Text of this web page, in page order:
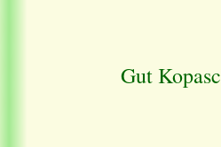
Gut